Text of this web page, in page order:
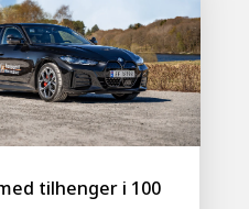
tilhenger i 100